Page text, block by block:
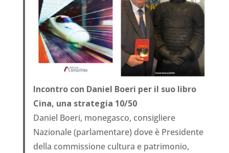
Incontro con Daniel Boeri per il suo libro
Cina, una strategia 10/50
Daniel Boeri, monegasco, consigliere
Nazionale (parlamentare) dove è Presidente
della commissione cultura e patrimonio,